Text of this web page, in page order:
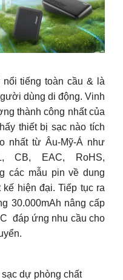
tiếng toàn cầu & là
dùng di động. Vinh
thành công nhất của
thiết bị sạc nào tích
nhất từ Âu-Mỹ-Á như
CB, EAC, RoHS,
các mẫu pin về dung
hiện đại. Tiếp tục ra
30.000mAh nâng cấp
đáp ứng nhu cầu cho
dự phòng chất